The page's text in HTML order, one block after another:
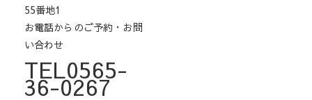
55番地1
お電話からのご予約・お問
い合わせ
TEL0565-
36-0267